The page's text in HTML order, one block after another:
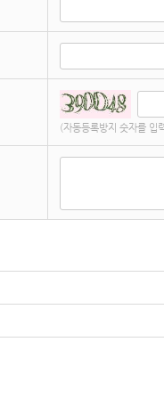
(자동등록방지 숫자를 입